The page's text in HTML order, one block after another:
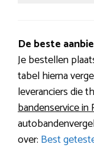
De beste
Je bestellen
tabel hierna
leveranciers die
bandenservice in
over: Best